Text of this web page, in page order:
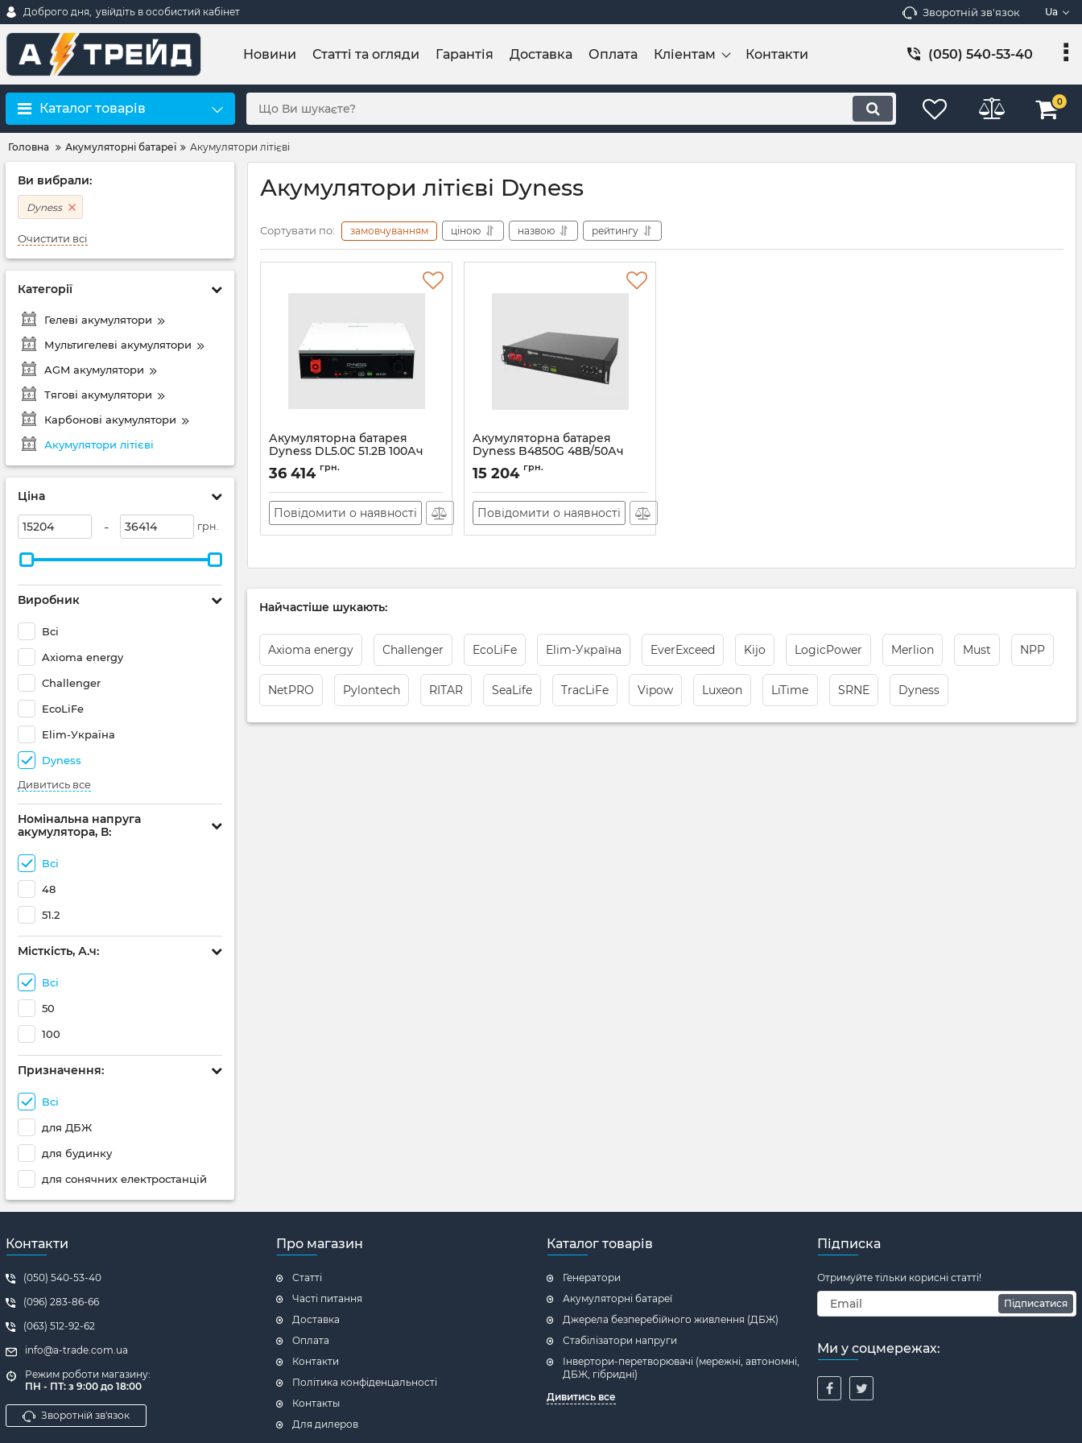
Доброго дня, увійдіть в особистий кабінет Зворотній зв'язок Ua
Новини Статті та огляди Гарантія Доставка Оплата Кліентам Контакти (050) 540-53-40
Каталог товарів 0
Головна Акумуляторні батареї Акумулятори літієві
Ви вибрали:
Dyness
Очистити всі
Категорії
Гелеві акумулятори
Мультигелеві акумулятори
AGM акумулятори
Тягові акумулятори
Карбонові акумулятори
Акумулятори літієві
Ціна
- грн.
Виробник
Всі
Axioma energy
Challenger
EcoLiFe
Elim-Україна
Dyness
Дивитись все
Номінальна напруга
акумулятора, В:
Всі
48
51.2
Місткість, А.ч:
Всі
50
100
Призначення:
Всі
для ДБЖ
для будинку
для сонячних електростанцій
Акумулятори літієві Dyness
Сортувати по: замовчуванням ціною назвою рейтингу
Акумуляторна батарея
Dyness DL5.0C 51.2В 100Ач
Артикул: 38754
36 414 грн.
Повідомити о наявності
Акумуляторна батарея
Dyness B4850G 48В/50Ач
Артикул: 38753
15 204 грн.
Повідомити о наявності
Найчастіше шукають:
Axioma energy Challenger EcoLiFe Elim-Україна EverExceed Kijo LogicPower Merlion Must NPP
NetPRO Pylontech RITAR SeaLife TracLiFe Vipow Luxeon LiTimе SRNE Dyness
Контакти
(050) 540-53-40
(096) 283-86-66
(063) 512-92-62
info@a-trade.com.ua
Режим роботи магазину:
ПН - ПТ: з 9:00 до 18:00
Зворотній зв'язок
Про магазин
Статті
Часті питання
Доставка
Оплата
Контакти
Політика конфіденцальності
Контакты
Для дилеров
Каталог товарів
Генератори
Акумуляторні батареї
Джерела безперебійного живлення (ДБЖ)
Стабілізатори напруги
Інвертори-перетворювачі (мережні, автономні,
ДБЖ, гібридні)
Дивитись все
Підписка
Отримуйте тільки корисні статті!
Підписатися
Ми у соцмережах: